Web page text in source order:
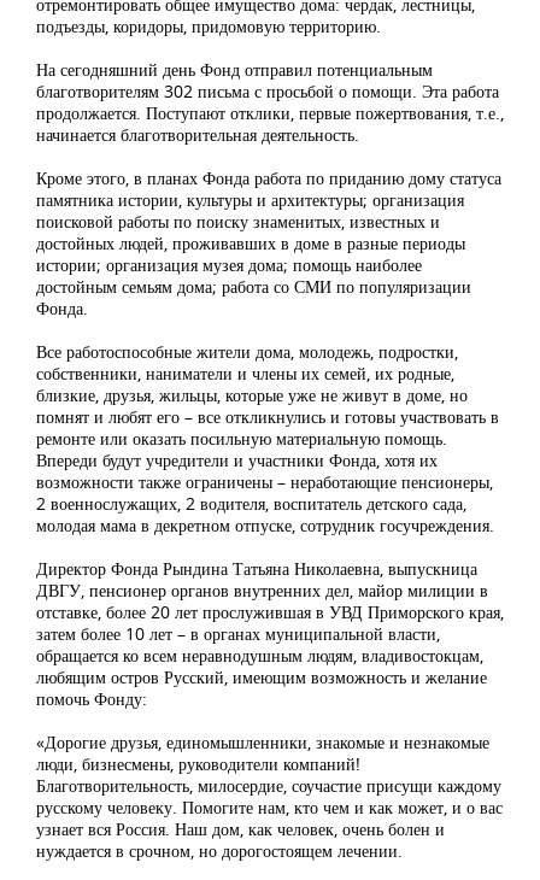
подъезды, коридоры, придомовую территорию.
На сегодняшний день Фонд отправил потенциальным
благотворителям 302 письма с просьбой о помощи. Эта работа
продолжается. Поступают отклики, первые пожертвования, т.е.,
начинается благотворительная деятельность.
Кроме этого, в планах Фонда работа по приданию дому статуса
памятника истории, культуры и архитектуры; организация
поисковой работы по поиску знаменитых, известных и
достойных людей, проживавших в доме в разные периоды
истории; организация музея дома; помощь наиболее
достойным семьям дома; работа со СМИ по популяризации
Фонда.
Все работоспособные жители дома, молодежь, подростки,
собственники, наниматели и члены их семей, их родные,
близкие, друзья, жильцы, которые уже не живут в доме, но
помнят и любят его – все откликнулись и готовы участвовать в
ремонте или оказать посильную материальную помощь.
Впереди будут учредители и участники Фонда, хотя их
возможности также ограничены – неработающие пенсионеры,
2 военнослужащих, 2 водителя, воспитатель детского сада,
молодая мама в декретном отпуске, сотрудник госучреждения.
Директор Фонда Рындина Татьяна Николаевна, выпускница
ДВГУ, пенсионер органов внутренних дел, майор милиции в
отставке, более 20 лет прослужившая в УВД Приморского края,
затем более 10 лет – в органах муниципальной власти,
обращается ко всем неравнодушным людям, владивостокцам,
любящим остров Русский, имеющим возможность и желание
помочь Фонду:
«Дорогие друзья, единомышленники, знакомые и незнакомые
люди, бизнесмены, руководители компаний!
Благотворительность, милосердие, соучастие присущи каждому
русскому человеку. Помогите нам, кто чем и как может, и о вас
узнает вся Россия. Наш дом, как человек, очень болен и
нуждается в срочном, но дорогостоящем лечении.